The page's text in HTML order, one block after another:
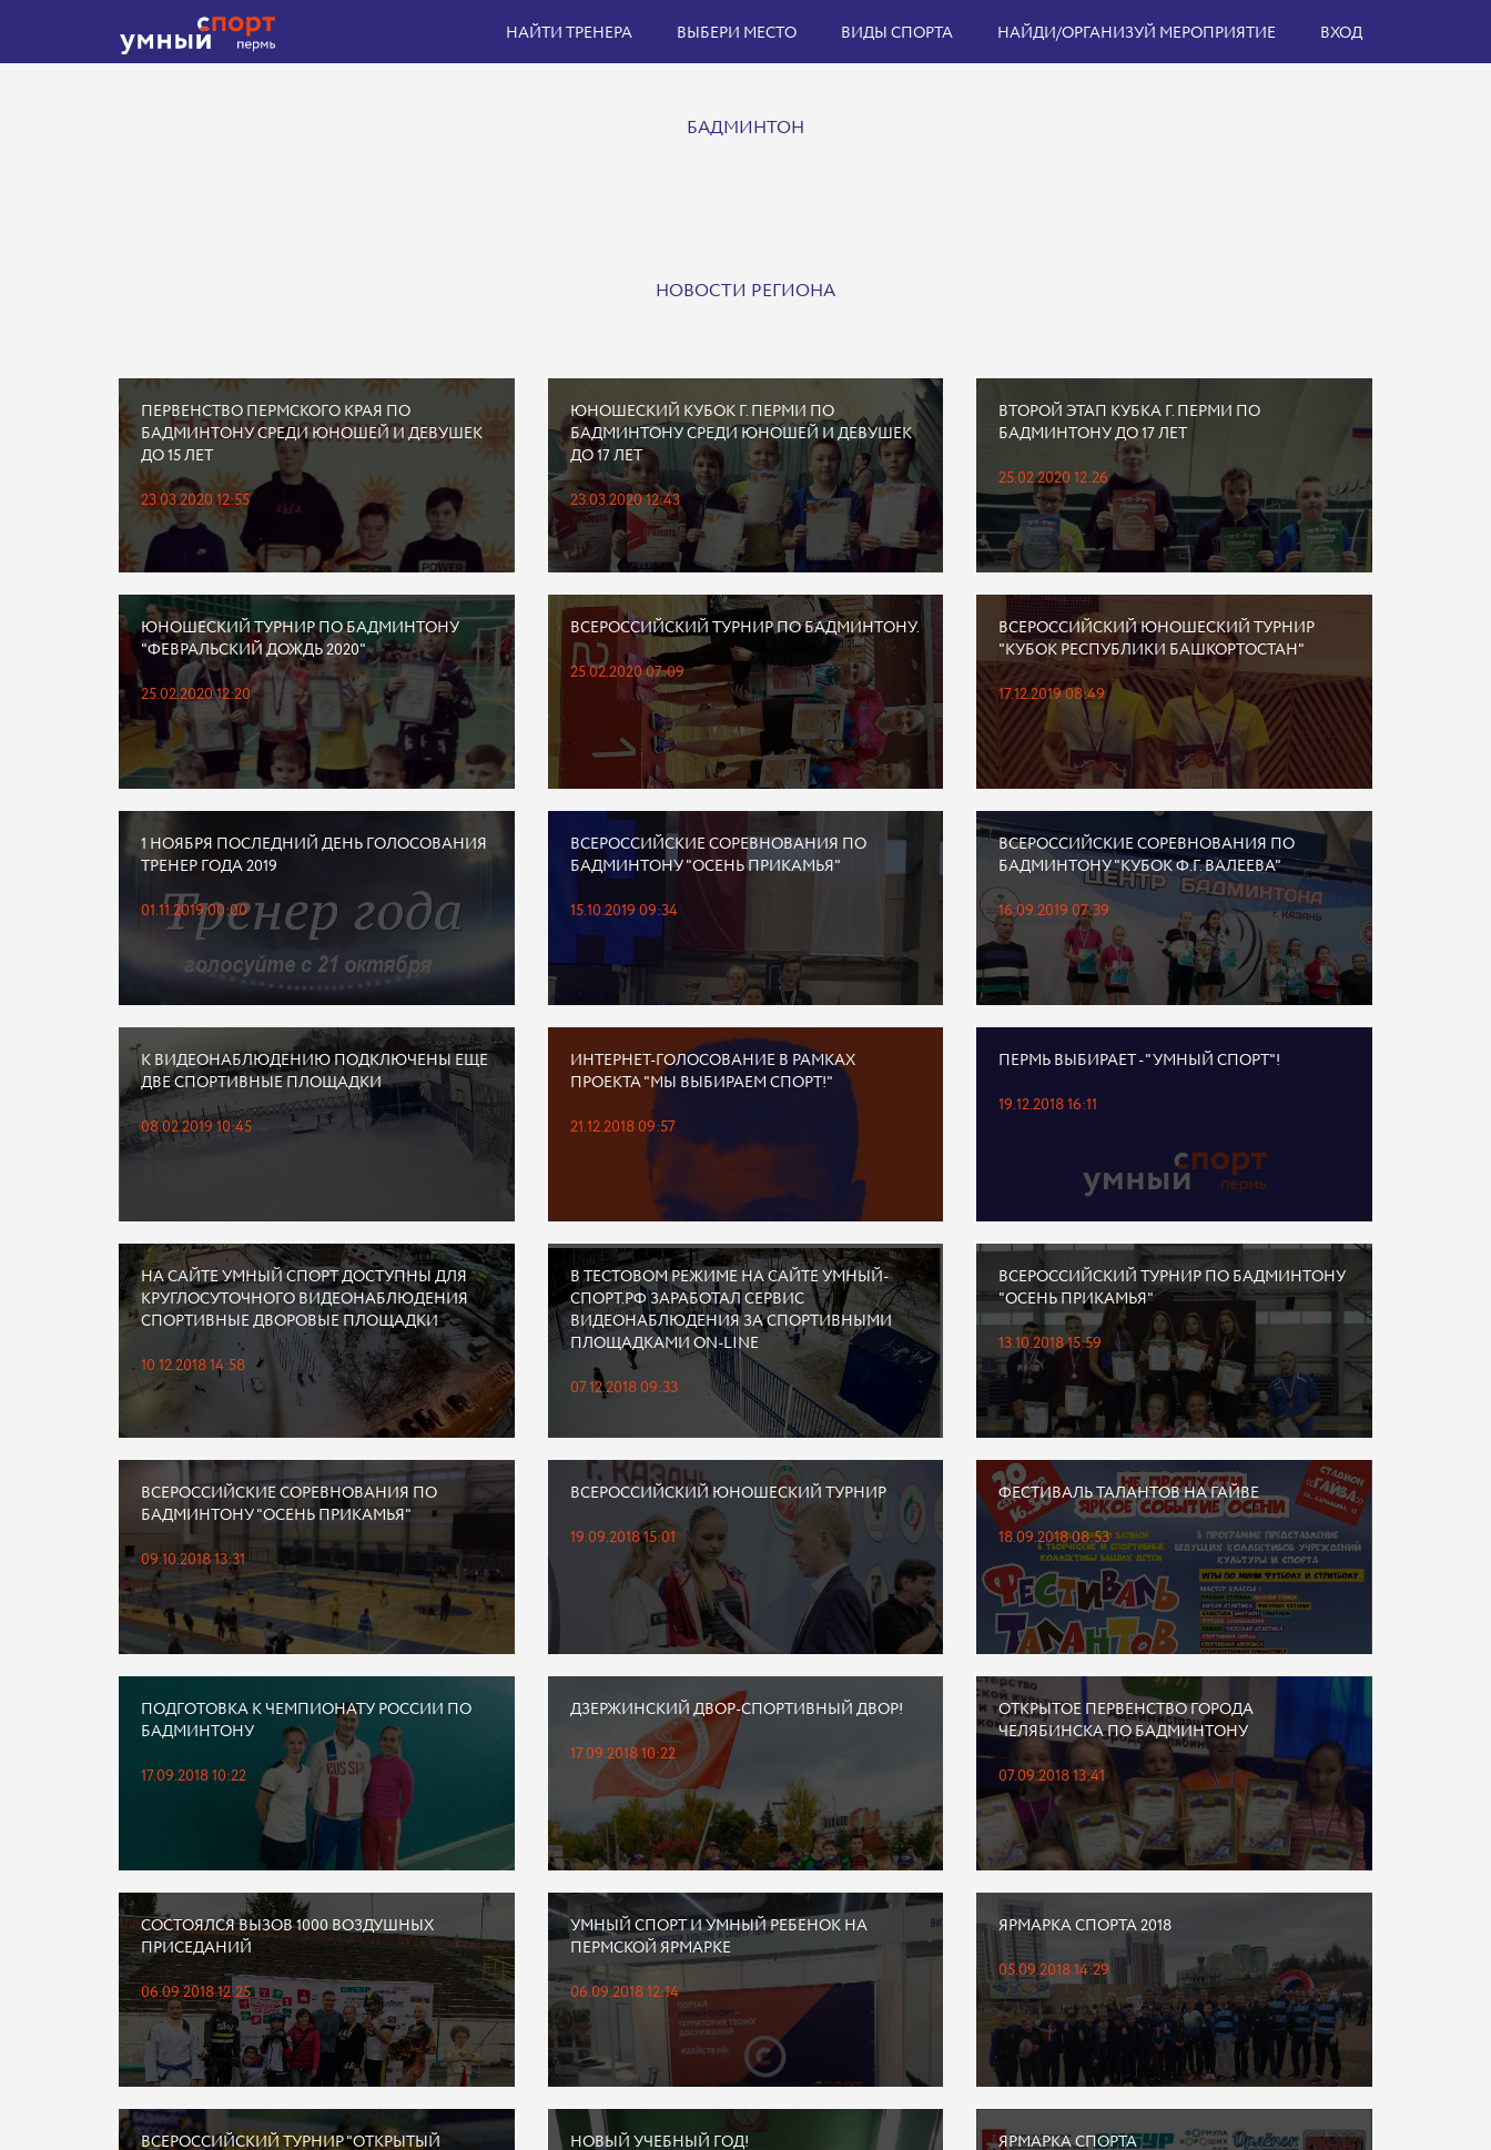
НАЙТИ ТРЕНЕРА ВЫБЕРИ МЕСТО ВИДЫ СПОРТА НАЙДИ/ОРГАНИЗУЙ МЕРОПРИЯТИЕ ВХОД
БАДМИНТОН
НОВОСТИ РЕГИОНА
ПЕРВЕНСТВО ПЕРМСКОГО КРАЯ ПО
БАДМИНТОНУ СРЕДИ ЮНОШЕЙ И ДЕВУШЕК
ДО 15 ЛЕТ
23.03.2020 12:55
ЮНОШЕСКИЙ КУБОК Г. ПЕРМИ ПО
БАДМИНТОНУ СРЕДИ ЮНОШЕЙ И ДЕВУШЕК
ДО 17 ЛЕТ
23.03.2020 12:43
ВТОРОЙ ЭТАП КУБКА Г. ПЕРМИ ПО
БАДМИНТОНУ ДО 17 ЛЕТ
25.02.2020 12:26
ЮНОШЕСКИЙ ТУРНИР ПО БАДМИНТОНУ
"ФЕВРАЛЬСКИЙ ДОЖДЬ 2020"
25.02.2020 12:20
ВСЕРОССИЙСКИЙ ТУРНИР ПО БАДМИНТОНУ.
25.02.2020 07:09
ВСЕРОССИЙСКИЙ ЮНОШЕСКИЙ ТУРНИР
"КУБОК РЕСПУБЛИКИ БАШКОРТОСТАН"
17.12.2019 08:49
1 НОЯБРЯ ПОСЛЕДНИЙ ДЕНЬ ГОЛОСОВАНИЯ
ТРЕНЕР ГОДА 2019
01.11.2019 00:00
ВСЕРОССИЙСКИЕ СОРЕВНОВАНИЯ ПО
БАДМИНТОНУ "ОСЕНЬ ПРИКАМЬЯ"
15.10.2019 09:34
ВСЕРОССИЙСКИЕ СОРЕВНОВАНИЯ ПО
БАДМИНТОНУ "КУБОК Ф.Г. ВАЛЕЕВА"
16.09.2019 07:39
К ВИДЕОНАБЛЮДЕНИЮ ПОДКЛЮЧЕНЫ ЕЩЕ
ДВЕ СПОРТИВНЫЕ ПЛОЩАДКИ
08.02.2019 10:45
ИНТЕРНЕТ-ГОЛОСОВАНИЕ В РАМКАХ
ПРОЕКТА "МЫ ВЫБИРАЕМ СПОРТ!"
21.12.2018 09:57
ПЕРМЬ ВЫБИРАЕТ - "УМНЫЙ СПОРТ"!
19.12.2018 16:11
НА САЙТЕ УМНЫЙ СПОРТ ДОСТУПНЫ ДЛЯ
КРУГЛОСУТОЧНОГО ВИДЕОНАБЛЮДЕНИЯ
СПОРТИВНЫЕ ДВОРОВЫЕ ПЛОЩАДКИ
10.12.2018 14:58
В ТЕСТОВОМ РЕЖИМЕ НА САЙТЕ УМНЫЙ-
СПОРТ.РФ ЗАРАБОТАЛ СЕРВИС
ВИДЕОНАБЛЮДЕНИЯ ЗА СПОРТИВНЫМИ
ПЛОЩАДКАМИ ON-LINE
07.12.2018 09:33
ВСЕРОССИЙСКИЙ ТУРНИР ПО БАДМИНТОНУ
"ОСЕНЬ ПРИКАМЬЯ"
13.10.2018 15:59
ВСЕРОССИЙСКИЕ СОРЕВНОВАНИЯ ПО
БАДМИНТОНУ "ОСЕНЬ ПРИКАМЬЯ"
09.10.2018 13:31
ВСЕРОССИЙСКИЙ ЮНОШЕСКИЙ ТУРНИР
19.09.2018 15:01
ФЕСТИВАЛЬ ТАЛАНТОВ НА ГАЙВЕ
18.09.2018 08:53
ПОДГОТОВКА К ЧЕМПИОНАТУ РОССИИ ПО
БАДМИНТОНУ
17.09.2018 10:22
ДЗЕРЖИНСКИЙ ДВОР-СПОРТИВНЫЙ ДВОР!
17.09.2018 10:22
ОТКРЫТОЕ ПЕРВЕНСТВО ГОРОДА
ЧЕЛЯБИНСКА ПО БАДМИНТОНУ
07.09.2018 13:41
СОСТОЯЛСЯ ВЫЗОВ 1000 ВОЗДУШНЫХ
ПРИСЕДАНИЙ
06.09.2018 12:25
УМНЫЙ СПОРТ И УМНЫЙ РЕБЕНОК НА
ПЕРМСКОЙ ЯРМАРКЕ
06.09.2018 12:14
ЯРМАРКА СПОРТА 2018
05.09.2018 14:29
ВСЕРОССИЙСКИЙ ТУРНИР "ОТКРЫТЫЙ
НОВЫЙ УЧЕБНЫЙ ГОД!
ЯРМАРКА СПОРТА